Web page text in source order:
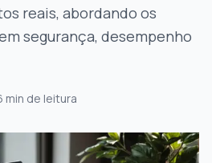
Sobre
reais, abordando os
segurança, desempenho
min de leitura